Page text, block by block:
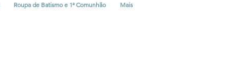
Roupa de Batismo e 1ª Comunhão Mais